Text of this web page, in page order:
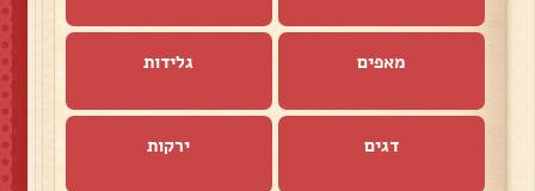
מאפים גלידות
דגים ירקות